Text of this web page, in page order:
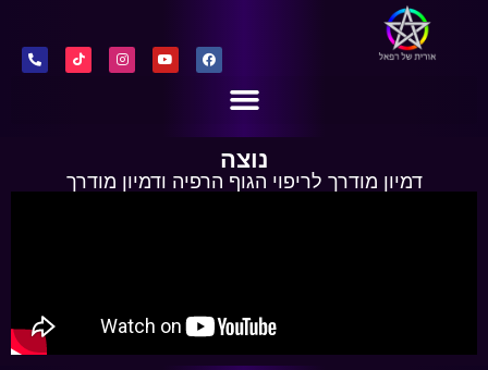
נוצה
דמיון מודרך לריפוי הגוף הרפיה ודמיון מודרך